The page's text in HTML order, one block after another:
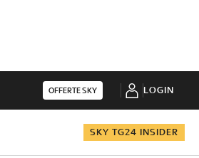
OFFERTE SKY LOGIN
SKY TG24 INSIDER